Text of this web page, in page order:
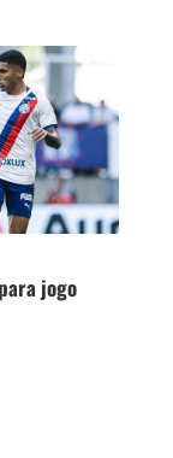
jogo